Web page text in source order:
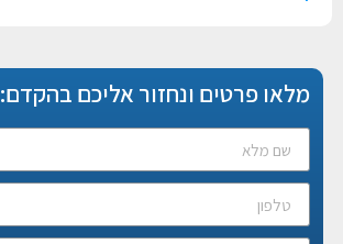
מלאו פרטים ונחזור אליכם בהקדם: